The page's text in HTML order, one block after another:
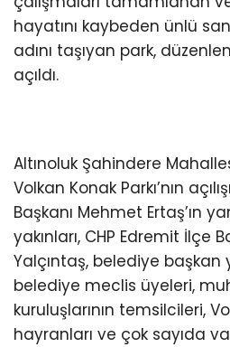
hayatını kaybeden ünlü
adını taşıyan park,
açıldı.
Altınoluk Şahindere
Volkan Konak Parkı’nın
Başkanı Mehmet Ertaş’ın
yakınları, CHP Edremit İlçe
Yalçıntaş, belediye başkan
belediye meclis üyeleri,
kuruluşlarının temsilcileri,
hayranları ve çok sayıda